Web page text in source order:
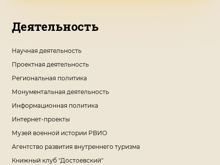
Деятельность
Научная деятельность
Проектная деятельность
Региональная политика
Монументальная деятельность
Информационная политика
Интернет-проекты
Музей военной истории РВИО
Агентство развития внутреннего туризма
Книжный клуб "Достоевский"